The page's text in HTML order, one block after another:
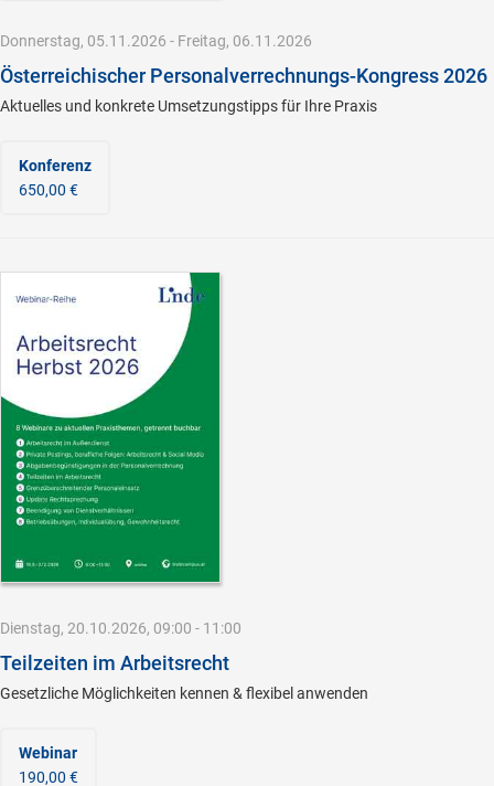
Donnerstag, 05.11.2026 - Freitag, 06.11.2026
Österreichischer Personalverrechnungs-Kongress 2026
Aktuelles und konkrete Umsetzungstipps für Ihre Praxis
Konferenz
650,00 €
Dienstag, 20.10.2026, 09:00 - 11:00
Teilzeiten im Arbeitsrecht
Gesetzliche Möglichkeiten kennen & flexibel anwenden
Webinar
190,00 €